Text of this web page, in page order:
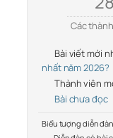
Các
Bài viết mới
nhất năm 2026?
Thành viên
Bài chưa đọc
Biểu tượng diễn